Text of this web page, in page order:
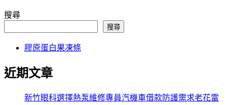
搜尋
搜尋
膠原蛋白果凍條
近期文章
新竹眼科選擇熱泵維修專員汽機車借款防護需求老花雷